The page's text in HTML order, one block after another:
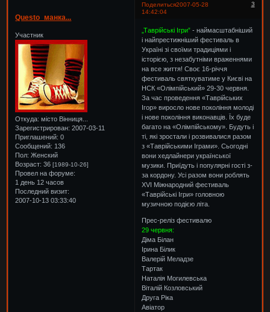
Поделиться 3
2007-05-28
14:42:04
Questo_манка...
Участник
Откуда: місто Вінниця...
Зарегистрирован: 2007-03-11
Приглашений: 0
Сообщений: 136
Пол: Женский
Возраст: 36[1989-10-26]
Провел на форуме:
1 день 12 часов
Последний визит:
2007-10-13 03:33:40
„Таврійські Ігри” - наймасштабніший
і найпрестижніший фестиваль в
Україні зі своїми традиціями і
історією, з незабутніми враженнями
на все життя! Своє 16-річчя
фестиваль святкуватиме у Києві на
НСК «Олімпійський» 29-30 червня.
За час проведення «Таврійських
Ігор» виросло нове покоління молоді
і нове покоління виконавців. Їх буде
багато на «Олімпійському». Будуть і
ті, які зростали і розвивалися разом
з «Таврійськими Іграми». Сьогодні
вони хедлайнери української
музики. Приїдуть і популярні гості з-
за кордону. Усі разом вони роблять
XVI Міжнародний фестиваль
«Таврійські Ігри» головною
музичною подією літа.
Прес-реліз фестивалю
29 червня:
Діма Білан
Ірина Білик
Валерій Меладзе
Тартак
Наталія Могилевська
Віталій Козловський
Друга Ріка
Авіатор